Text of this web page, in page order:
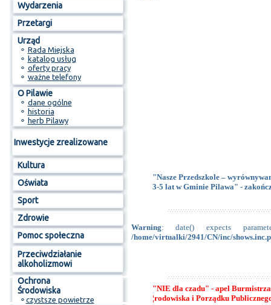
Wydarzenia
Przetargi
Urząd
⚬ Rada Miejska
⚬ katalog usług
⚬ oferty pracy
⚬ ważne telefony
O Pilawie
⚬ dane ogólne
⚬ historia
⚬ herb Pilawy
Inwestycje zrealizowane
Kultura
Oświata
Sport
Zdrowie
Pomoc społeczna
Przeciwdziałanie
alkoholizmowi
Ochrona
Środowiska
⚬ czystsze powietrze
"Nasze Przedszkole –
3-5 lat w Gminie Pilawa" -
Warning: date() expects
/home/virtualki/2941/CN/inc/
"NIE dla czadu" - apel
¦rodowiska i Porządku